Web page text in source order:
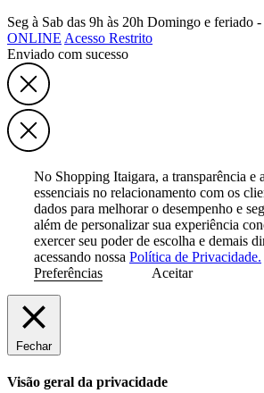
Seg à Sab das 9h às 20h Domingo e feriado -
ONLINE Acesso Restrito
Enviado com sucesso
No Shopping Itaigara, a transparência e
essenciais no relacionamento com os
dados para melhorar o desempenho e
além de personalizar sua experiência
exercer seu poder de escolha e demais
acessando nossa Política de Privacidade.
Preferências
Aceitar
Fechar
Visão geral da privacidade